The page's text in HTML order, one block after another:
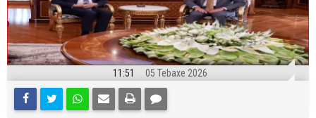
11:51 05 Tebaxe 2026